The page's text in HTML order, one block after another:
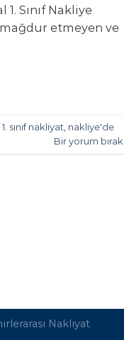
Sınıf Nakliye
etmeyen ve
sınıf nakliyat, nakliye'de
Bir yorum bırak
Nakliyat